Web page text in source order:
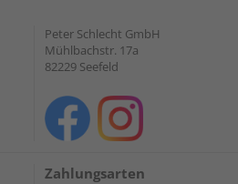
Peter Schlecht GmbH
Mühlbachstr. 17a
82229 Seefeld
Zahlungsarten